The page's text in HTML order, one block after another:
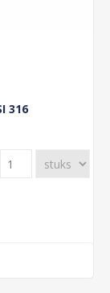
316